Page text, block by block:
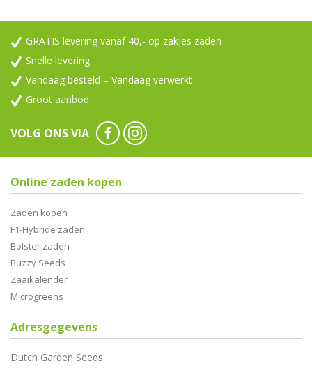
GRATIS levering vanaf 40,- op zakjes zaden
Snelle levering
Vandaag besteld = Vandaag verwerkt
Groot aanbod
VOLG ONS VIA
Online zaden kopen
Zaden kopen
F1-Hybride zaden
Bolster zaden
Buzzy Seeds
Zaaikalender
Microgreens
Adresgegevens
Dutch Garden Seeds